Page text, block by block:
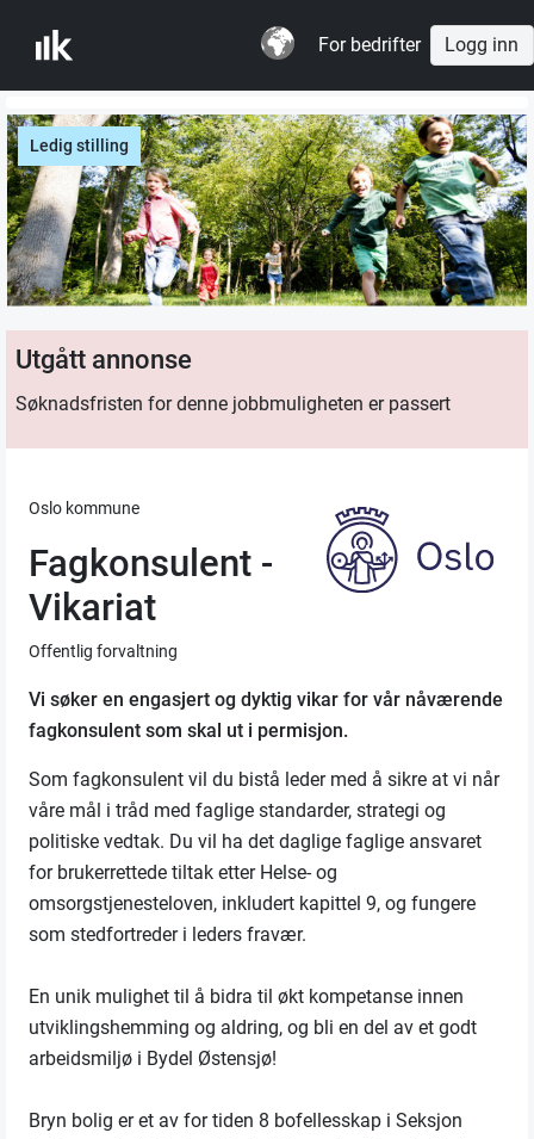
For bedrifter Logg inn
Ledig stilling
Utgått annonse
Søknadsfristen for denne jobbmuligheten er passert
Oslo kommune
Fagkonsulent -
Vikariat
Offentlig forvaltning
Vi søker en engasjert og dyktig vikar for vår nåværende
fagkonsulent som skal ut i permisjon.
Som fagkonsulent vil du bistå leder med å sikre at vi når
våre mål i tråd med faglige standarder, strategi og
politiske vedtak. Du vil ha det daglige faglige ansvaret
for brukerrettede tiltak etter Helse- og
omsorgstjenesteloven, inkludert kapittel 9, og fungere
som stedfortreder i leders fravær.
En unik mulighet til å bidra til økt kompetanse innen
utviklingshemming og aldring, og bli en del av et godt
arbeidsmiljø i Bydel Østensjø!
Bryn bolig er et av for tiden 8 bofellesskap i Seksjon